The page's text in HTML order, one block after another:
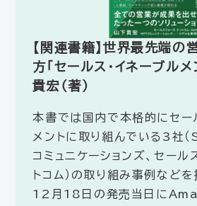
【関連書籍】世界最先端の
方「セールス・イネーブル
貴宏（著）
本書では国内で本格的にセー
メントに取り組んでいる3社
コミュニケーションズ、セール
トコム）の取り組み事例など
12月18日の発売当日に